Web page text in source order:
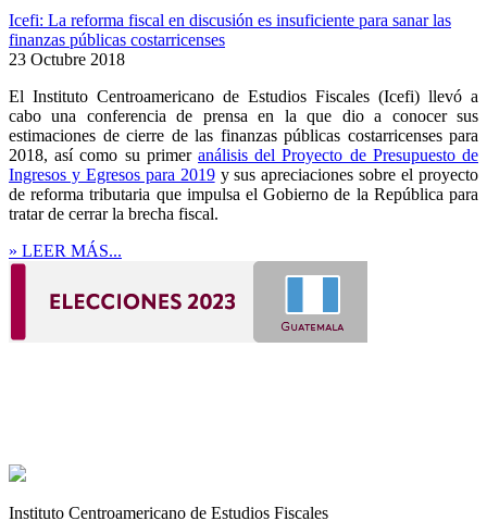
Icefi: La reforma fiscal en discusión es insuficiente para sanar las
finanzas públicas costarricenses
23 Octubre 2018
El Instituto Centroamericano de Estudios Fiscales (Icefi) llevó a
cabo una conferencia de prensa en la que dio a conocer sus
estimaciones de cierre de las finanzas públicas costarricenses para
2018, así como su primer análisis del Proyecto de Presupuesto de
Ingresos y Egresos para 2019y sus apreciaciones sobre el proyecto
de reforma tributaria que impulsa el Gobierno de la República para
tratar de cerrar la brecha fiscal.
» LEER MÁS...
Instituto Centroamericano de Estudios Fiscales